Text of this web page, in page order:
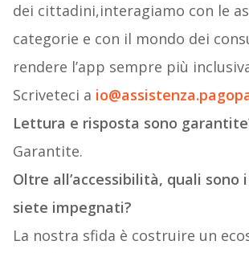
dei cittadini,​interagiamo con le
categorie e con il mondo dei
rendere l’app sempre più
Scriveteci a
Lettura e risposta sono
Garantite.
Oltre all’accessibilità, quali sono
siete impegnati?
La nostra sfida è costruire un